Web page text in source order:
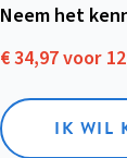
Neem het
€ 34,97 voor
IK WIL